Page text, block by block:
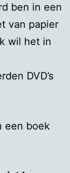
ben in een
van papier
wil het in
DVD’s
een boek